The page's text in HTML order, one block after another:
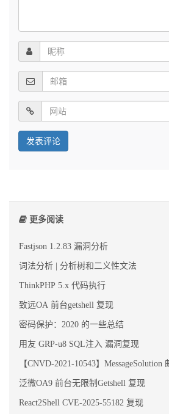
更多阅读
Fastjson 1.2.83 漏洞分析
词法分析 | 分析树和二义性文法
ThinkPHP 5.x 代码执行
致远OA 前台getshell 复现
密码保护：2020 的一些总结
用友 GRP-u8 SQL注入 漏洞复现
【CNVD-2021-10543】
泛微OA9 前台无限制Getshell 复现
React2Shell CVE-2025-55182 复现